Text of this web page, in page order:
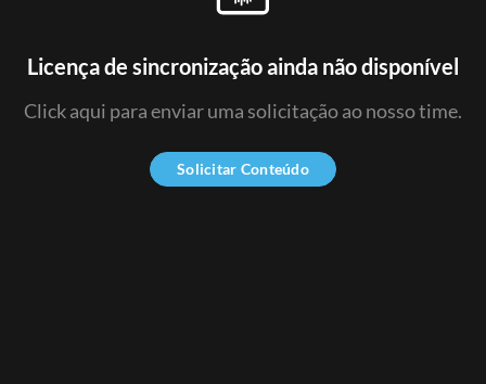
Licença de sincronização ainda não disponível
Click aqui para enviar uma solicitação ao nosso time.
Solicitar Conteúdo